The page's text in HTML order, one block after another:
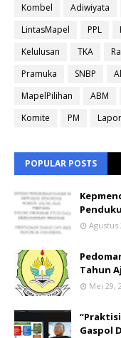
Kombel
Adiwiyata
LintasMapel
PPL
Kelulusan
TKA
Pramuka
SNBP
MapelPilihan
ABM
Komite
PM
POPULAR POSTS
Agustus
Tahun
Mei 29,
Gaspol